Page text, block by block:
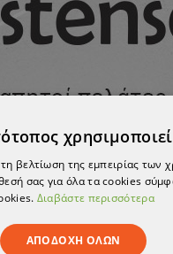
ΕΠΊΣΗΣ:
βελτίωση της εμπειρίας των
σας για όλα τα cookies
Διαβάστε περισσότερα
ΑΠΟΔΟΧΉ ΌΛΩΝ